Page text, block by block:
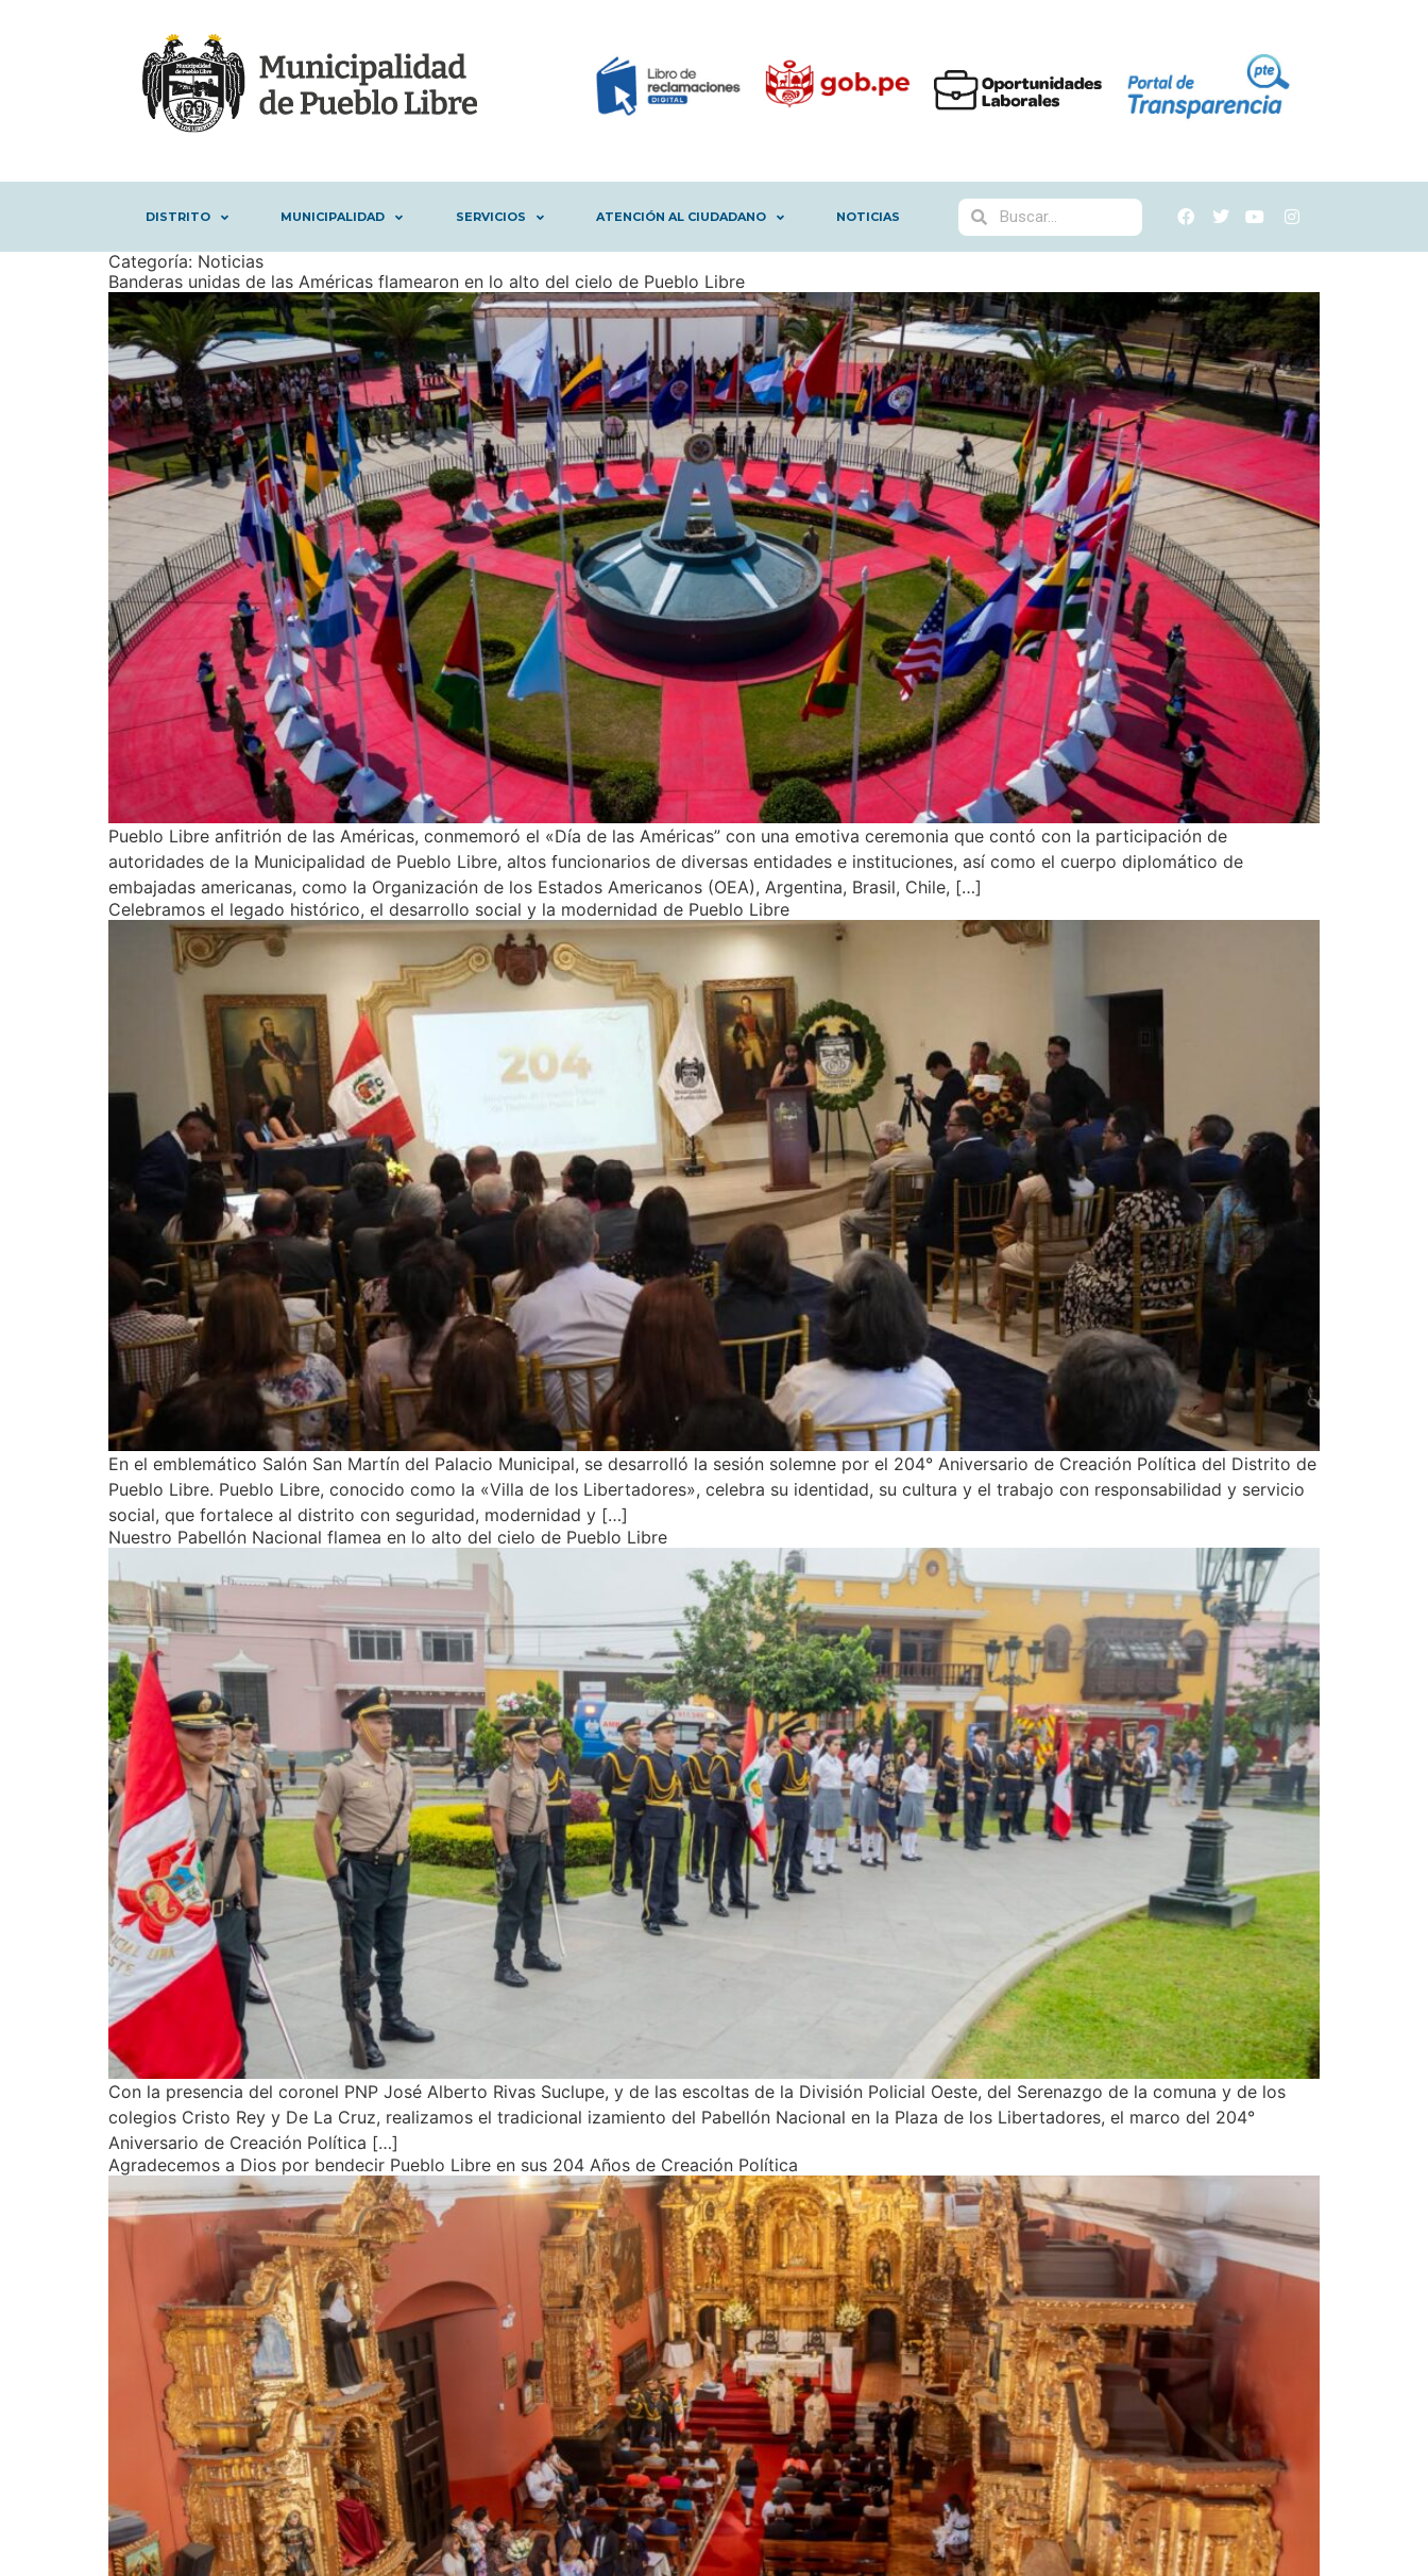
DISTRITO MUNICIPALIDAD SERVICIOS ATENCIÓN AL CIUDADANO NOTICIAS
Categoría: Noticias
Banderas unidas de las Américas flamearon en lo alto del cielo de Pueblo Libre
Pueblo Libre anfitrión de las Américas, conmemoró el «Día de las Américas” con una emotiva ceremonia que contó con la participación de
autoridades de la Municipalidad de Pueblo Libre, altos funcionarios de diversas entidades e instituciones, así como el cuerpo diplomático de
embajadas americanas, como la Organización de los Estados Americanos (OEA), Argentina, Brasil, Chile, […]
Celebramos el legado histórico, el desarrollo social y la modernidad de Pueblo Libre
En el emblemático Salón San Martín del Palacio Municipal, se desarrolló la sesión solemne por el 204° Aniversario de Creación Política del Distrito de
Pueblo Libre. Pueblo Libre, conocido como la «Villa de los Libertadores», celebra su identidad, su cultura y el trabajo con responsabilidad y servicio
social, que fortalece al distrito con seguridad, modernidad y […]
Nuestro Pabellón Nacional flamea en lo alto del cielo de Pueblo Libre
Con la presencia del coronel PNP José Alberto Rivas Suclupe, y de las escoltas de la División Policial Oeste, del Serenazgo de la comuna y de los
colegios Cristo Rey y De La Cruz, realizamos el tradicional izamiento del Pabellón Nacional en la Plaza de los Libertadores, el marco del 204°
Aniversario de Creación Política […]
Agradecemos a Dios por bendecir Pueblo Libre en sus 204 Años de Creación Política